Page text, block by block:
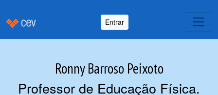
Entrar
Ronny Barroso Peixoto
Professor de Educação Física.